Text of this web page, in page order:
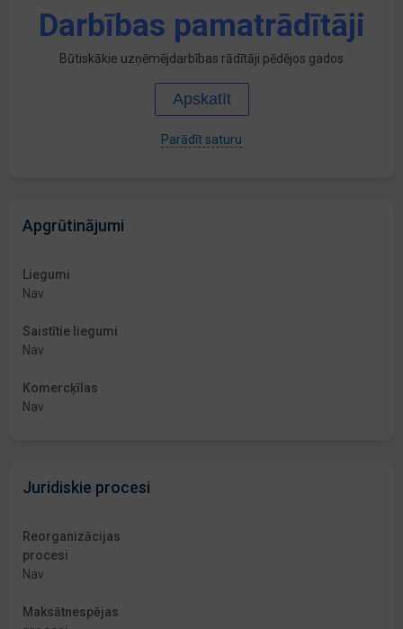
Darbības pamatrādītāji
Būtiskākie uzņēmējdarbības rādītāji pēdējos gados
Apskatīt
Parādīt saturu
Apgrūtinājumi
Liegumi
Nav
Saistītie liegumi
Nav
Komercķīlas
Nav
Juridiskie procesi
Reorganizācijas
procesi
Nav
Maksātnespējas